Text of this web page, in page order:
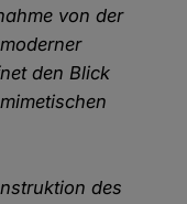
von der
den Blick
des